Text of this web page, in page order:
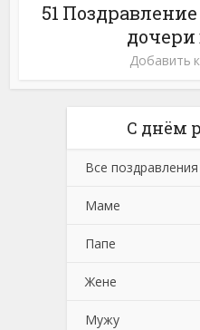
51
дочери
Добавить
С днём
Все поздравления
Маме
Папе
Жене
Мужу